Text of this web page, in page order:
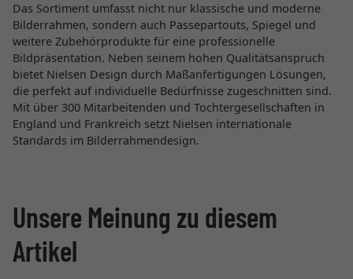
Das Sortiment umfasst nicht nur klassische und moderne
Bilderrahmen, sondern auch Passepartouts, Spiegel und
weitere Zubehörprodukte für eine professionelle
Bildpräsentation. Neben seinem hohen Qualitätsanspruch
bietet Nielsen Design durch Maßanfertigungen Lösungen,
die perfekt auf individuelle Bedürfnisse zugeschnitten sind.
Mit über 300 Mitarbeitenden und Tochtergesellschaften in
England und Frankreich setzt Nielsen internationale
Standards im Bilderrahmendesign.
Unsere Meinung zu diesem
Artikel